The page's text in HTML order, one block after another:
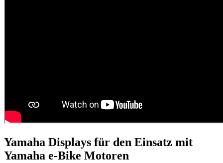
Yamaha Displays für den Einsatz mit
Yamaha e-Bike Motoren